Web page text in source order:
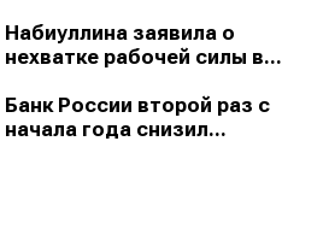
Набиуллина заявила о
нехватке рабочей силы в...
Банк России второй раз с
начала года снизил...